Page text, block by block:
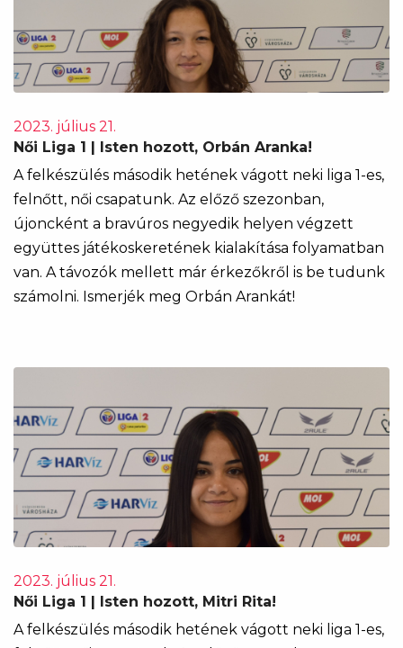
2023. július 21.
Női Liga 1 | Isten hozott, Orbán Aranka!
​​​​​​​A felkészülés második hetének vágott neki liga 1-es,
felnőtt, női csapatunk. Az előző szezonban,
újoncként a bravúros negyedik helyen végzett
együttes játékoskeretének kialakítása folyamatban
van. A távozók mellett már érkezőkről is be tudunk
számolni. Ismerjék meg Orbán Arankát!
2023. július 21.
Női Liga 1 | Isten hozott, Mitri Rita!
​​​​​​​A felkészülés második hetének vágott neki liga 1-es,